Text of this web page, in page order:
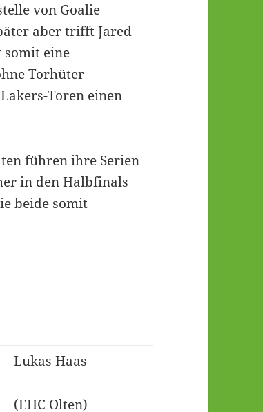
von Goalie
aber trifft Jared
somit eine
Torhüter
Toren einen
führen ihre Serien
in den Halbfinals
beide somit
Lukas Haas
(EHC Olten)